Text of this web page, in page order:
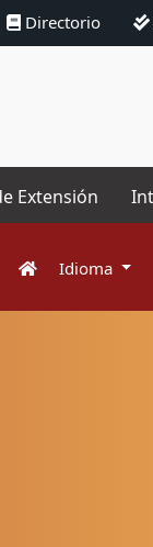
Directorio
Extensión
Idioma